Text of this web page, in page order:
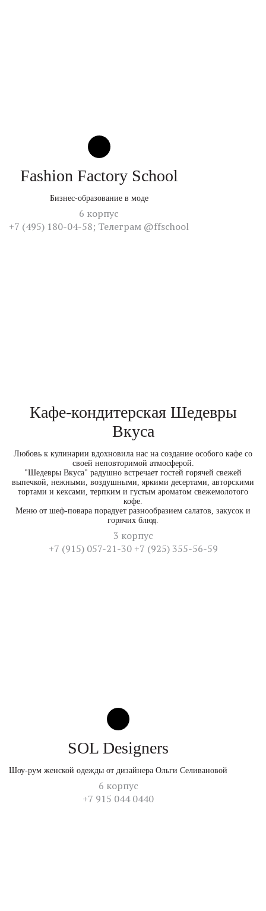
Fashion Factory School
Бизнес-образование в моде
6 корпус
+7 (495) 180-04-58; Телеграм @ffschool
Кафе-кондитерская Шедевры
Вкуса
Любовь к кулинарии вдохновила нас на создание особого кафе со
своей неповторимой атмосферой.
"Шедевры Вкуса" радушно встречает гостей горячей свежей
выпечкой, нежными, воздушными, яркими десертами, авторскими
тортами и кексами, терпким и густым ароматом свежемолотого
кофе.
Меню от шеф-повара порадует разнообразием салатов, закусок и
горячих блюд.
3 корпус
+7 (915) 057-21-30 +7 (925) 355-56-59
SOL Designers
Шоу-рум женской одежды от дизайнера Ольги Селивановой
6 корпус
+7 915 044 0440